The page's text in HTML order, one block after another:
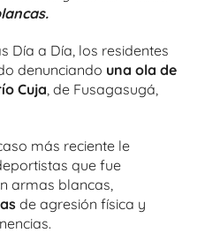
Día a Día, los residentes
denunciando una ola de
Cuja , de Fusagasugá,
más reciente le
que fue
armas blancas,
de agresión física y